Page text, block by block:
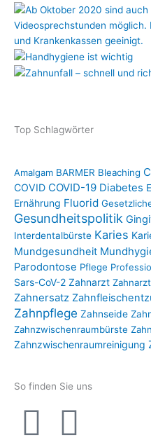
Top Schlagwörter
Amalgam BARMER Bleaching
COVID COVID-19 Diabetes
Ernährung Fluorid
Gesundheitspolitik
Interdentalbürste Karies
Mundgesundheit
Parodontose Pflege
Sars-CoV-2 Zahnarzt
Zahnersatz
Zahnpflege Zahnseide
Zahnzwischenraumbürste
Zahnzwischenraumreinigung
So finden Sie uns
I
F